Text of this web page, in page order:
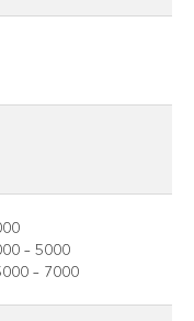
– 5000
– 7000